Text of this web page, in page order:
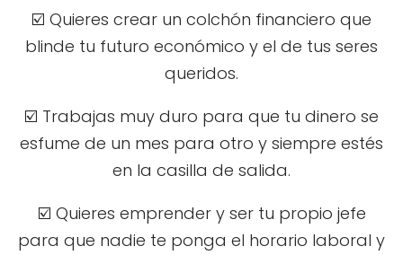
☑️ Quieres crear un colchón financiero que
blinde tu futuro económico y el de tus seres
queridos.
☑️ Trabajas muy duro para que tu dinero se
esfume de un mes para otro y siempre estés
en la casilla de salida.
☑️ Quieres emprender y ser tu propio jefe
para que nadie te ponga el horario laboral y